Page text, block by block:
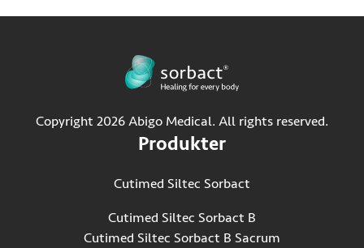
Copyright 2026 Abigo Medical. All rights reserved.
Produkter
Cutimed Siltec Sorbact
Cutimed Siltec Sorbact B
Cutimed Siltec Sorbact B Sacrum